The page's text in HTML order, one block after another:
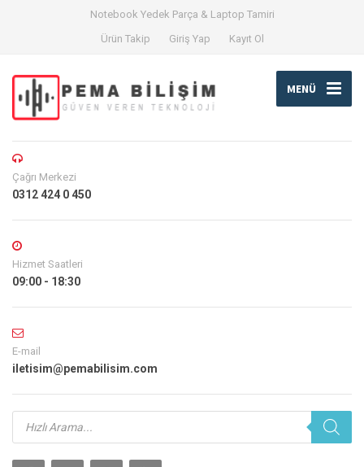
Notebook Yedek Parça & Laptop Tamiri
Ürün Takip
Giriş Yap Kayıt Ol
MENÜ
Çağrı Merkezi
0312 424 0 450
Hizmet Saatleri
09:00 - 18:30
E-mail
iletisim@pemabilisim.com
Products
search